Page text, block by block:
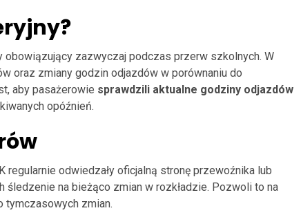
obowiązujący zazwyczaj podczas przerw szkolnych. W
oraz zmiany godzin odjazdów w porównaniu do
aby pasażerowie sprawdzili aktualne godziny odjazdów
opóźnień.
regularnie odwiedzały oficjalną stronę przewoźnika lub
śledzenie na bieżąco zmian w rozkładzie. Pozwoli to na
tymczasowych zmian.